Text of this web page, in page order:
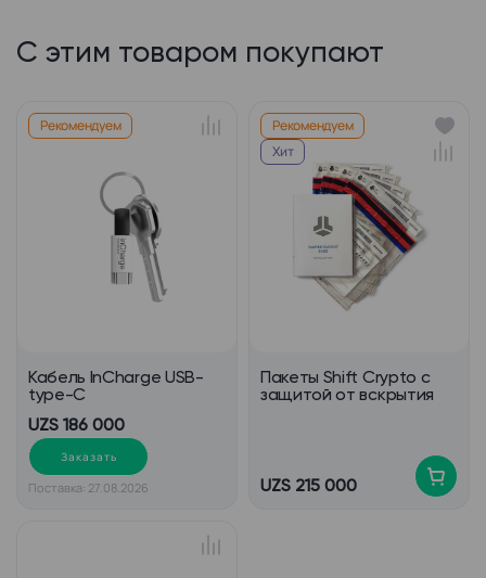
С этим товаром покупают
Рекомендуем
Кабель InCharge USB-
type-C
UZS 186 000
Заказать
Поставка: 27.08.2026
Рекомендуем
Хит
Пакеты Shift Crypto с
защитой от вскрытия
UZS 215 000